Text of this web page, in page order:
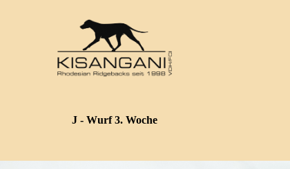
J - Wurf 3. Woche